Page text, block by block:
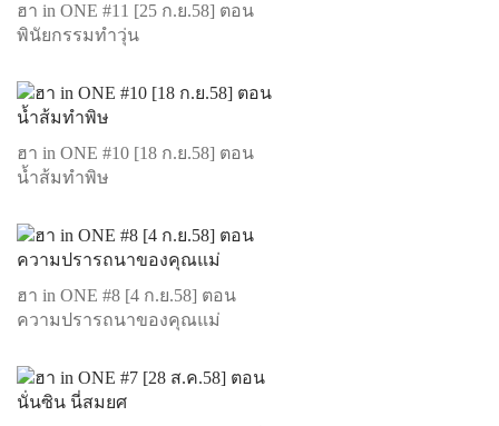
ฮา in ONE #11 [25 ก.ย.58] ตอน
พินัยกรรมทำวุ่น
ฮา in ONE #10 [18 ก.ย.58] ตอน
น้ำส้มทำพิษ
ฮา in ONE #8 [4 ก.ย.58] ตอน
ความปรารถนาของคุณแม่